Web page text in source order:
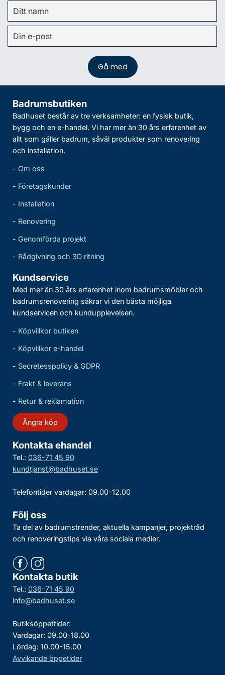
Badrumsbutiken
Badhuset består av tre verksamheter: en fysisk butik,
bygg och en e-handel. Vi har mer än 30 års erfarenhet av
allt som gäller badrum, såväl produkter som renovering
och installation.
- Om oss
- Företagskunder
- Installation
- Renovering
- Genomförda projekt
- Rådgivning och 3D ritning
Kundservice
Med mer än 30 års erfarenhet inom badrumsmöbler och
badrumsrenovering säkrar vi den bästa möjliga
kundservicen och kundupplevelsen.
- Köpvillkor butiken
- Köpvillkor e-handel
- Secretesspolicy & GDPR
- Frakt & leverans
- Retur & reklamation
Ångra köp
Kontakta ehandel
Tel.: 036-71 45 90
kundtjanst@badhuset.se
Telefontider vardagar: 09.00-12.00
Följ oss
Ta del av badrumstrender, aktuella kampanjer, projektråd
och renoveringstips via våra sociala medier.
Kontakta butik
Tel.: 036-71 45 90
info@badhuset.se
Butiksöppettider:
Vardagar: 09.00-18.00
Lördag: 10.00-15.00
Avvikande öppetider